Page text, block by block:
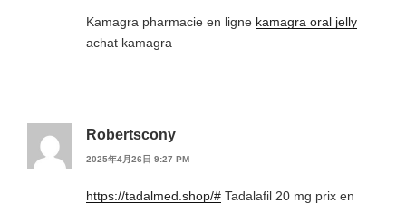
Kamagra pharmacie en ligne kamagra oral jelly
achat kamagra
Robertscony
2025年4月26日 9:27 PM
https://tadalmed.shop/# Tadalafil 20 mg prix en